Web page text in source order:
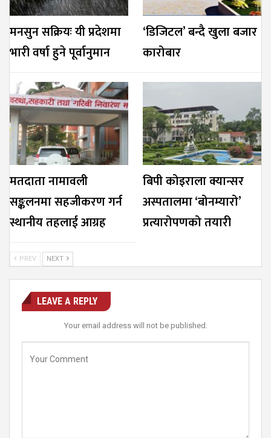
मनसुन सक्रियः यी प्रदेशमा
भारी वर्षा हुने पूर्वानुमान
‘डिजिटल’ बन्दै खुला बजार
कारोबार
मतदाता नामावली
सङ्कलनमा सहजीकरण गर्न
स्थानीय तहलाई आग्रह
बिपी कोइराला क्यान्सर
अस्पतालमा ‘बोनम्यारो’
प्रत्यारोपणको तयारी
PREV NEXT
LEAVE A REPLY
Your email address will not be published.